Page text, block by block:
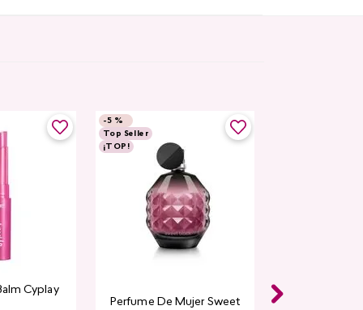
Cyplay
-5 %
Top Seller
¡TOP!
Perfume De Mujer Sweet